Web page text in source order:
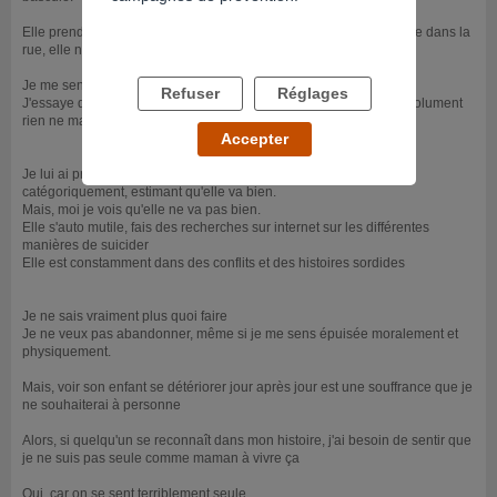
Elle prend depuis quelques années du protoxyde d'azote, elle erre dans la
rue, elle ne prend plus soin d'elle, elle se prostitue ...
Je me sens démunie et dépassée.
J'essaye de l'aider, de la soutenir pour qu'elle s'en sorte mais absolument
rien ne marche
Je lui ai proposé de voir un médecin, un psychiatre...elle refuse
catégoriquement, estimant qu'elle va bien.
Mais, moi je vois qu'elle ne va pas bien.
Elle s'auto mutile, fais des recherches sur internet sur les différentes
manières de suicider
Elle est constamment dans des conflits et des histoires sordides
Je ne sais vraiment plus quoi faire
Je ne veux pas abandonner, même si je me sens épuisée moralement et
physiquement.
Mais, voir son enfant se détériorer jour après jour est une souffrance que je
ne souhaiterai à personne
Alors, si quelqu'un se reconnaît dans mon histoire, j'ai besoin de sentir que
je ne suis pas seule comme maman à vivre ça
Oui, car on se sent terriblement seule
Refuser Réglages
Accepter